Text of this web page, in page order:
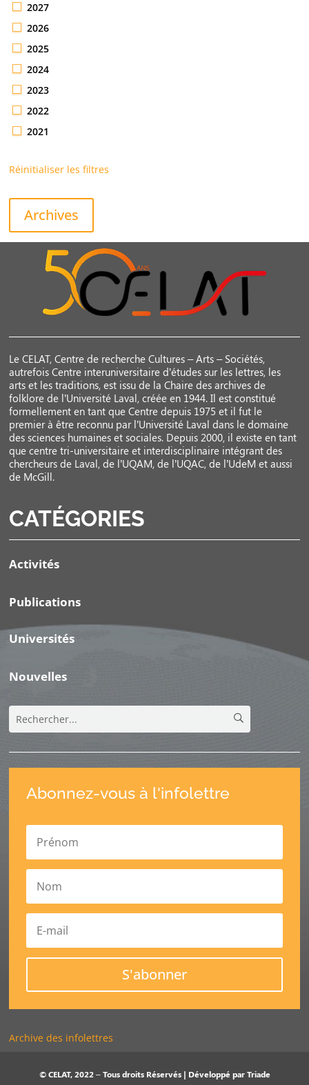
2027
2026
2025
2024
2023
2022
2021
Réinitialiser les filtres
Archives
Le CELAT, Centre de recherche Cultures – Arts – Sociétés,
autrefois Centre interuniversitaire d’études sur les lettres, les
arts et les traditions, est issu de la Chaire des archives de
folklore de l’Université Laval, créée en 1944. Il est constitué
formellement en tant que Centre depuis 1975 et il fut le
premier à être reconnu par l’Université Laval dans le domaine
des sciences humaines et sociales. Depuis 2000, il existe en tant
que centre tri-universitaire et interdisciplinaire intégrant des
chercheurs de Laval, de l’UQAM, de l’UQAC, de l’UdeM et aussi
de McGill.
CATÉGORIES
Activités
Publications
Universités
Nouvelles
Abonnez-vous à l'infolettre
S'abonner
Archive des infolettres
© CELAT, 2022 – Tous droits Réservés | Développé parTriade